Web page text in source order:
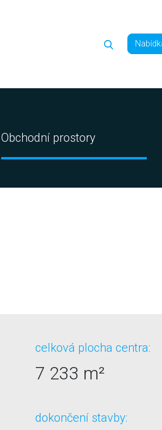
Obchodní prostory
celková plocha centra:
7 233 m²
dokončení stavby: